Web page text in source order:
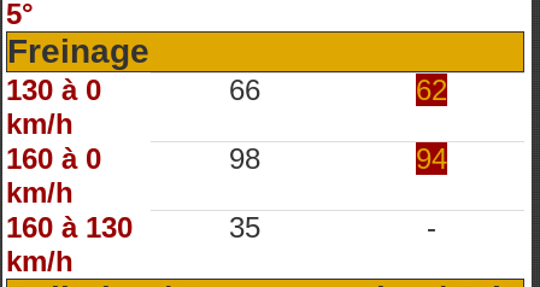
5°
Freinage
130 à 0
km/h
66 62
160 à 0
km/h
98 94
160 à 130
km/h
35 -